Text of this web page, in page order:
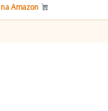
na Amazon